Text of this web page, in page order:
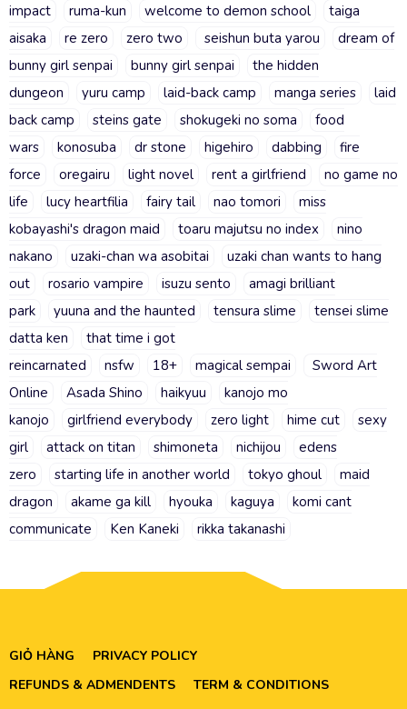
impact
ruma-kun welcome to demon school
taiga
aisaka
re zero zero two seishun buta yarou
dream of
bunny girl senpai
bunny girl senpai
the hidden
dungeon
yuru camp laid-back camp manga series
laid
back camp
steins gate shokugeki no soma
food
wars
konosuba dr stone higehiro dabbing
fire
force
oregairu light novel rent a girlfriend
no game no
life
lucy heartfilia fairy tail nao tomori
miss
kobayashi's dragon maid
toaru majutsu no index
nino
nakano
uzaki-chan wa asobitai
uzaki chan wants to hang
out
rosario vampire isuzu sento
amagi brilliant
park
yuuna and the haunted tensura slime
tensei slime
datta ken
that time i got
reincarnated
nsfw 18+ magical sempai
Sword Art
Online
Asada Shino haikyuu
kanojo mo
kanojo
girlfriend everybody zero light hime cut
sexy
girl
attack on titan shimoneta nichijou
edens
zero
starting life in another world tokyo ghoul
maid
dragon
akame ga kill hyouka kaguya
komi cant
communicate
Ken Kaneki rikka takanashi
GIỎ HÀNG
PRIVACY POLICY
REFUNDS & ADMENDENTS
TERM & CONDITIONS